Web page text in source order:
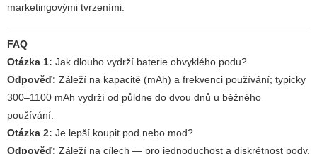
marketingovými tvrzeními.
FAQ
Otázka 1: Jak dlouho vydrží baterie obvyklého podu?
Odpověď: Záleží na kapacitě (mAh) a frekvenci používání; typicky
300–1100 mAh vydrží od půldne do dvou dnů u běžného
používání.
Otázka 2: Je lepší koupit pod nebo mod?
Odpověď: Záleží na cílech — pro jednoduchost a diskrétnost pody,